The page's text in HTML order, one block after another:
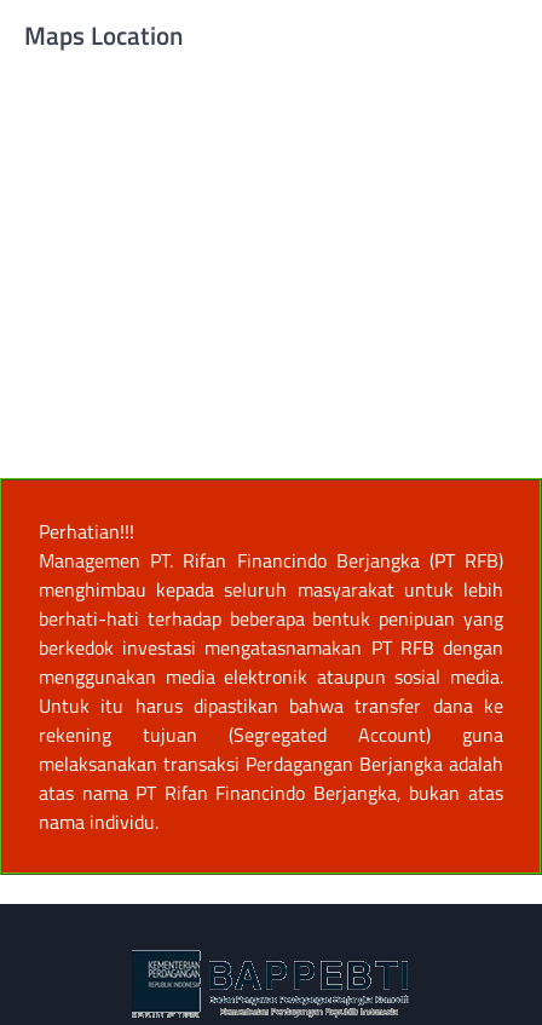
Maps Location
Perhatian!!!
Managemen PT. Rifan Financindo Berjangka (PT RFB)
menghimbau kepada seluruh masyarakat untuk lebih
berhati-hati terhadap beberapa bentuk penipuan yang
berkedok investasi mengatasnamakan PT RFB dengan
menggunakan media elektronik ataupun sosial media.
Untuk itu harus dipastikan bahwa transfer dana ke
rekening tujuan (Segregated Account) guna
melaksanakan transaksi Perdagangan Berjangka adalah
atas nama PT Rifan Financindo Berjangka, bukan atas
nama individu.